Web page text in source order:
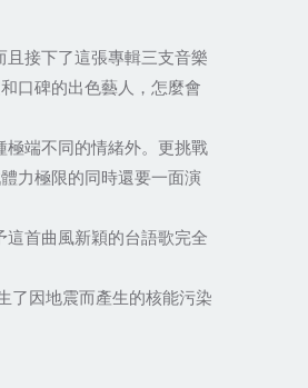
接下了這張專輯三支音樂
口碑的出色藝人，怎麼會
端不同的情緒外。更挑戰
力極限的同時還要一面演
首曲風新穎的台語歌完全
了因地震而產生的核能污染